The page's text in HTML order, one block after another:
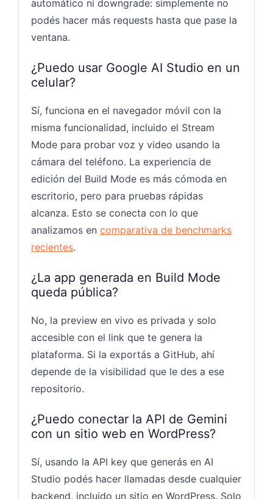
automático ni downgrade: simplemente no
podés hacer más requests hasta que pase la
ventana.
¿Puedo usar Google AI Studio en un
celular?
Sí, funciona en el navegador móvil con la
misma funcionalidad, incluido el Stream
Mode para probar voz y video usando la
cámara del teléfono. La experiencia de
edición del Build Mode es más cómoda en
escritorio, pero para pruebas rápidas
alcanza. Esto se conecta con lo que
analizamos en comparativa de benchmarks
recientes.
¿La app generada en Build Mode
queda pública?
No, la preview en vivo es privada y solo
accesible con el link que te genera la
plataforma. Si la exportás a GitHub, ahí
depende de la visibilidad que le des a ese
repositorio.
¿Puedo conectar la API de Gemini
con un sitio web en WordPress?
Sí, usando la API key que generás en AI
Studio podés hacer llamadas desde cualquier
backend, incluido un sitio en WordPress. Solo